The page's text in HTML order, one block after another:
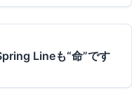
Lineも“命”です